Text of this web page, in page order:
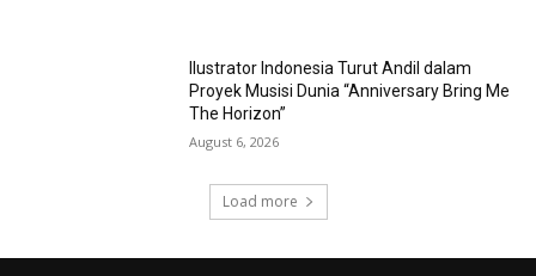
Ilustrator Indonesia Turut Andil dalam
Proyek Musisi Dunia “Anniversary Bring Me
The Horizon”
August 6, 2026
Load more